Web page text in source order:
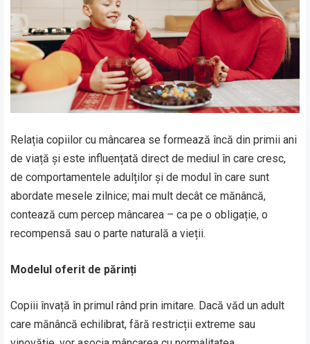
Relația copiilor cu mâncarea se formează încă din primii ani
de viață și este influențată direct de mediul în care cresc,
de comportamentele adulților și de modul în care sunt
abordate mesele zilnice; mai mult decât ce mănâncă,
contează cum percep mâncarea – ca pe o obligație, o
recompensă sau o parte naturală a vieții.
Modelul oferit de părinți
Copiii învață în primul rând prin imitare. Dacă văd un adult
care mănâncă echilibrat, fără restricții extreme sau